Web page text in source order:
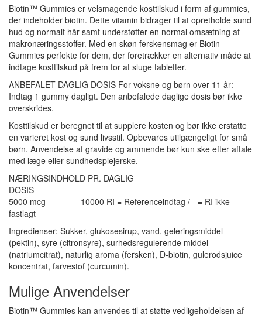
Biotin™ Gummies er velsmagende kosttilskud i form af gummies,
der indeholder biotin. Dette vitamin bidrager til at opretholde sund
hud og normalt hår samt understøtter en normal omsætning af
makronæringsstoffer. Med en skøn ferskensmag er Biotin
Gummies perfekte for dem, der foretrækker en alternativ måde at
indtage kosttilskud på frem for at sluge tabletter.
ANBEFALET DAGLIG DOSIS For voksne og børn over 11 år:
Indtag 1 gummy dagligt. Den anbefalede daglige dosis bør ikke
overskrides.
Kosttilskud er beregnet til at supplere kosten og bør ikke erstatte
en varieret kost og sund livsstil. Opbevares utilgængeligt for små
børn. Anvendelse af gravide og ammende bør kun ske efter aftale
med læge eller sundhedsplejerske.
NÆRINGSINDHOLD PR. DAGLIG
DOSIS
5000 mcg 10000 RI = Referenceindtag / - = RI ikke
fastlagt
Ingredienser: Sukker, glukosesirup, vand, geleringsmiddel
(pektin), syre (citronsyre), surhedsregulerende middel
(natriumcitrat), naturlig aroma (fersken), D-biotin, gulerodsjuice
koncentrat, farvestof (curcumin).
Mulige Anvendelser
Biotin™ Gummies kan anvendes til at støtte vedligeholdelsen af